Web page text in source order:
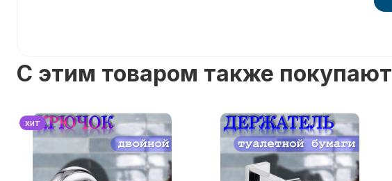
C этим товаром также покупают
хит